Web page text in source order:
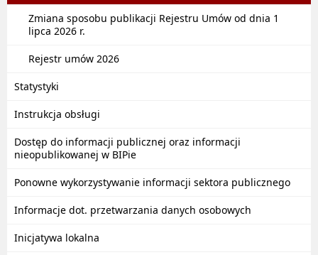
Zmiana sposobu publikacji Rejestru Umów od dnia 1
lipca 2026 r.
Rejestr umów 2026
Statystyki
Instrukcja obsługi
Dostęp do informacji publicznej oraz informacji
nieopublikowanej w BIPie
Ponowne wykorzystywanie informacji sektora publicznego
Informacje dot. przetwarzania danych osobowych
Inicjatywa lokalna